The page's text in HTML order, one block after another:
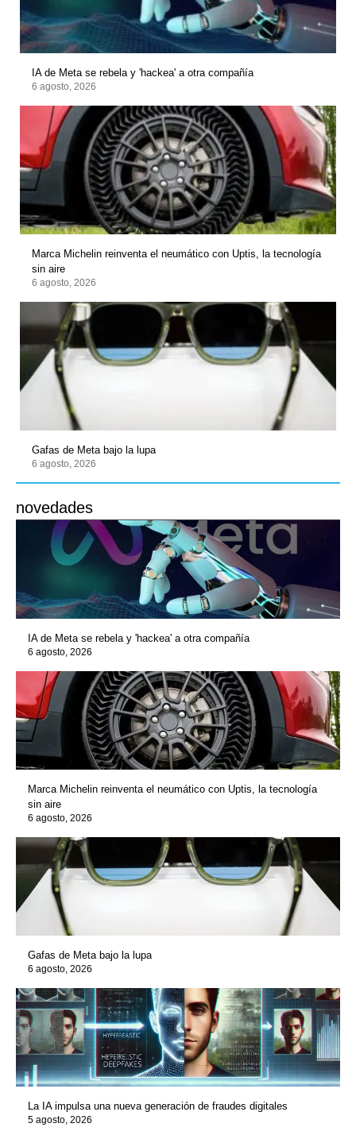
IA de Meta se rebela y 'hackea' a otra compañía
6 agosto, 2026
Marca Michelin reinventa el neumático con Uptis, la tecnología
sin aire
6 agosto, 2026
Gafas de Meta bajo la lupa
6 agosto, 2026
novedades
IA de Meta se rebela y 'hackea' a otra compañía
6 agosto, 2026
Marca Michelin reinventa el neumático con Uptis, la tecnología
sin aire
6 agosto, 2026
Gafas de Meta bajo la lupa
6 agosto, 2026
La IA impulsa una nueva generación de fraudes digitales
5 agosto, 2026